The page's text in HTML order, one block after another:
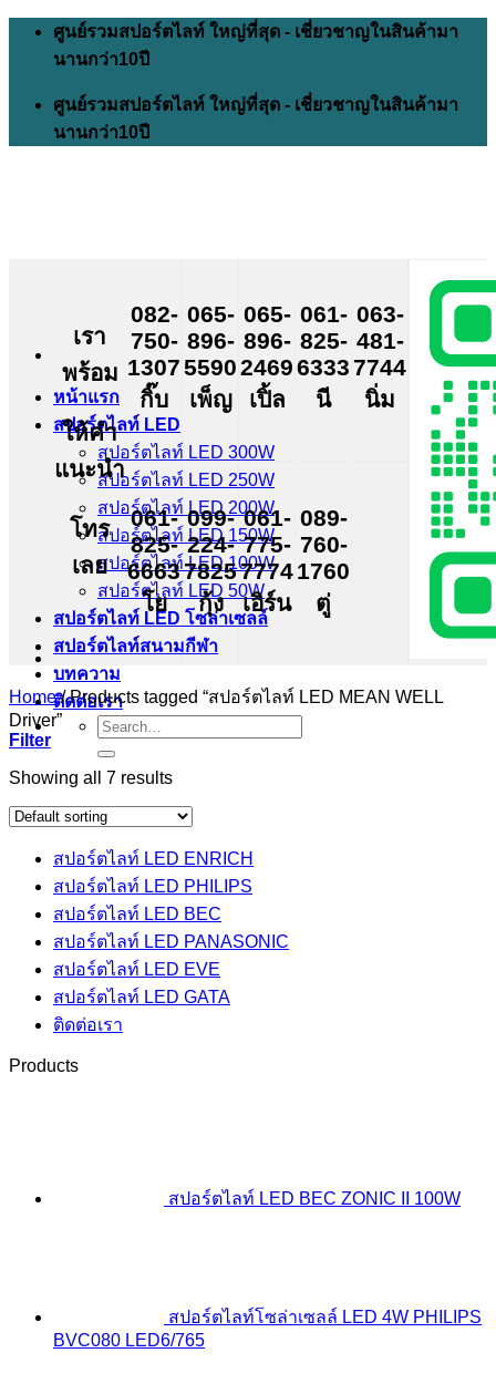
Skip
content
ศูนย์รวมสปอร์ตไลท์ ใหญ่ที่สุด - เชี่ยวชาญในสินค้ามา
นานกว่า10ปี
ศูนย์รวมสปอร์ตไลท์ ใหญ่ที่สุด - เชี่ยวชาญในสินค้ามา
นานกว่า10ปี
หน้าแรก
สปอร์ตไลท์ LED
สปอร์ตไลท์ LED 300W
สปอร์ตไลท์ LED 250W
สปอร์ตไลท์ LED 200W
สปอร์ตไลท์ LED 150W
สปอร์ตไลท์ LED 100W
สปอร์ตไลท์ LED 50W
สปอร์ตไลท์ LED โซล่าเซลล์
สปอร์ตไลท์สนามกีฬา
บทความ
ติดต่อเรา
Search
for:
เรา
พร้อม
ให้คำ
แนะนำ
โทร
เลย
082-
750-
1307
กิ๊บ
065-
896-
5590
เพ็ญ
065-
896-
2469
เปิ้ล
061-
825-
6333
นี
063-
481-
7744
นิ่ม
061-
825-
6663
โย
099-
224-
7825
กุ้ง
061-
775-
7774
เอิร์น
089-
760-
1760
ตู่
Home /Products tagged “สปอร์ตไลท์ LED MEAN WELL
Driver”
Filter
Showing all 7 results
สปอร์ตไลท์ LED ENRICH
สปอร์ตไลท์ LED PHILIPS
สปอร์ตไลท์ LED BEC
สปอร์ตไลท์ LED PANASONIC
สปอร์ตไลท์ LED EVE
สปอร์ตไลท์ LED GATA
ติดต่อเรา
Products
สปอร์ตไลท์ LED BEC ZONIC II 100W
สปอร์ตไลท์โซล่าเซลล์ LED 4W PHILIPS
BVC080 LED6/765